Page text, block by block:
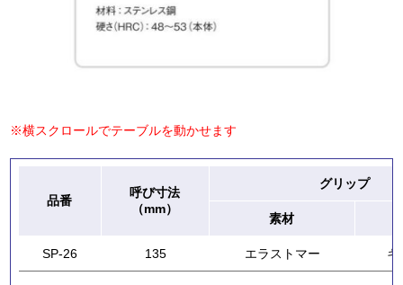
※横スクロールでテーブルを動かせます
品番
呼び寸法
（mm）
グリップ
素材
SP-26 135 エラストマー キ